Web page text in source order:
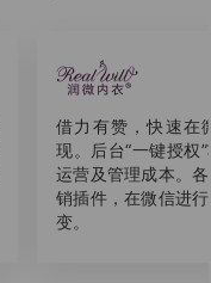
借力有赞，快速在
现。后台“一键授权
运营及管理成本。
销插件，在微信进
变。